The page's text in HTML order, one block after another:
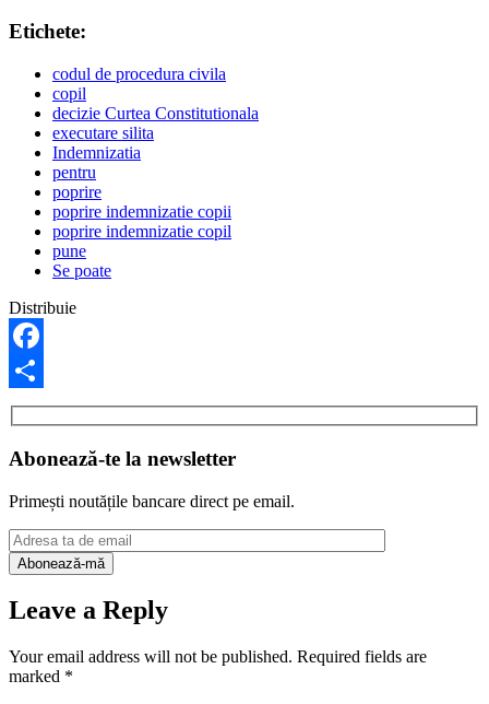
Etichete:
codul de procedura civila
copil
decizie Curtea Constitutionala
executare silita
Indemnizatia
pentru
poprire
poprire indemnizatie copii
poprire indemnizatie copil
pune
Se poate
Distribuie
Facebook
Share
Abonează-te la newsletter
Primești noutățile bancare direct pe email.
Leave a Reply
Your email address will not be published. Required fields are
marked *